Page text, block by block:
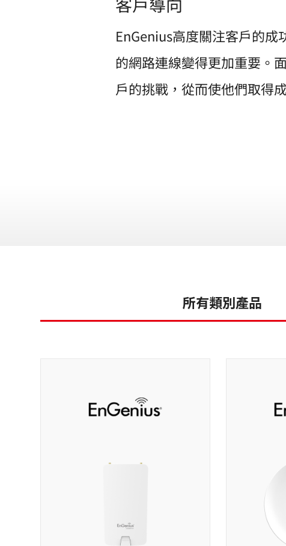
EnGenius高度關注客戶的
的網路連線變得更加重要。
戶的挑戰，從而使他們取得
所有類別產品